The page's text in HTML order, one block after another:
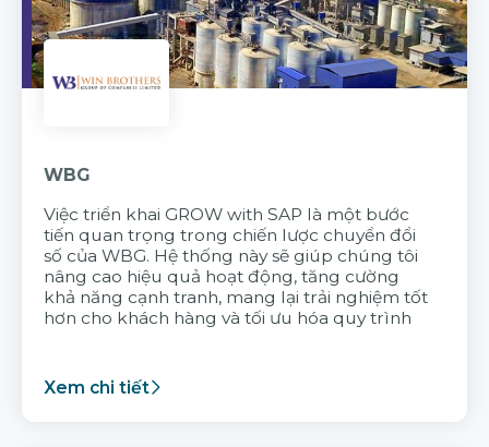
WBG
Việc triển khai GROW with SAP là một bước
tiến quan trọng trong chiến lược chuyển đổi
số của WBG. Hệ thống này sẽ giúp chúng tôi
nâng cao hiệu quả hoạt động, tăng cường
khả năng cạnh tranh, mang lại trải nghiệm tốt
hơn cho khách hàng và tối ưu hóa quy trình
Xem chi tiết